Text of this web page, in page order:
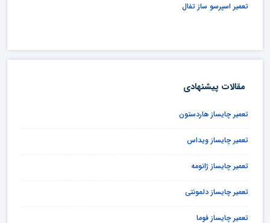
تعمیر اسپرسو ساز تفال
مقالات پیشنهادی
تعمیر چایساز هاردستون
تعمیر چایساز ویداس
تعمیر چایساز ژانومه
تعمیر چایساز دلمونتی
تعمیر چایساز فوما